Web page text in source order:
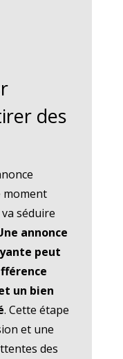
des
moment
séduire
annonce
peut
un bien
. Cette étape
et une
des